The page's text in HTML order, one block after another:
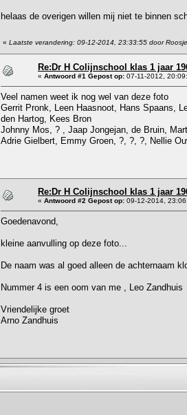
helaas de overigen willen mij niet te binnen
« Laatste verandering: 09-12-2014, 23:33:55 door Roosje
Re:Dr H Colijnschool klas 1 jaar
« Antwoord #1 Gepost op: 07-11-2012,
Veel namen weet ik nog wel van deze foto
Gerrit Pronk, Leen Haasnoot, Hans Spaans,
den Hartog, Kees Bron
Johnny Mos, ? , Jaap Jongejan, de Bruin,
Adrie Gielbert, Emmy Groen, ?, ?, ?, Nellie
Re:Dr H Colijnschool klas 1 jaar
« Antwoord #2 Gepost op: 09-12-2014,
Goedenavond,
kleine aanvulling op deze foto...
De naam was al goed alleen de achternaam
Nummer 4 is een oom van me , Leo Zandhuis
Vriendelijke groet
Arno Zandhuis